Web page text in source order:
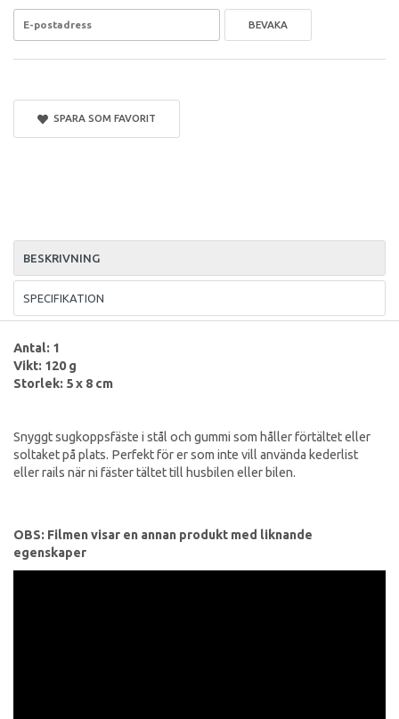
BEVAKA
SPARA SOM FAVORIT
BESKRIVNING
SPECIFIKATION
Antal: 1
Vikt: 120 g
Storlek: 5 x 8 cm
Snyggt sugkoppsfäste i stål och gummi som håller förtältet eller
soltaket på plats. Perfekt för er som inte vill använda kederlist
eller rails när ni fäster tältet till husbilen eller bilen.
OBS: Filmen visar en annan produkt med liknande
egenskaper